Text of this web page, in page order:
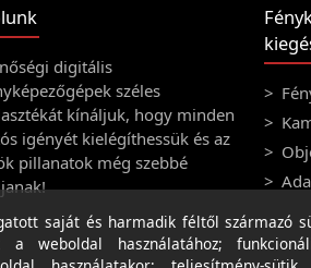
digitális
széles
kínáljuk, hogy minden
igényét kielégíthessük és az
pillanatok még szebbé
saját és harmadik féltől származó
a weboldal használatához;